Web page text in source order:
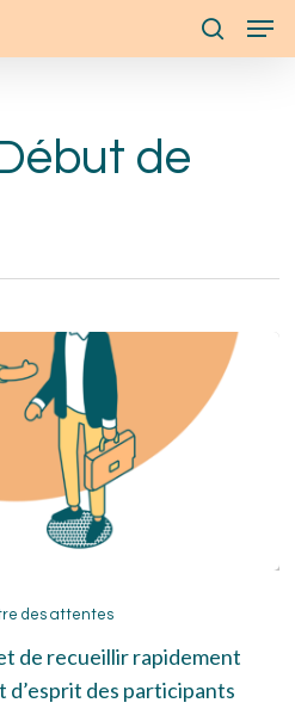
search
de
des
attentes
des attentes
de recueillir rapidement
d’esprit des participants
Menu